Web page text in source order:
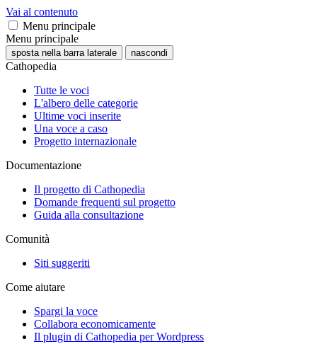
Vai al contenuto
Menu principale
Menu principale
sposta nella barra laterale nascondi
Cathopedia
Tutte le voci
L'albero delle categorie
Ultime voci inserite
Una voce a caso
Progetto internazionale
Documentazione
Il progetto di Cathopedia
Domande frequenti sul progetto
Guida alla consultazione
Comunità
Siti suggeriti
Come aiutare
Spargi la voce
Collabora economicamente
Il plugin di Cathopedia per Wordpress